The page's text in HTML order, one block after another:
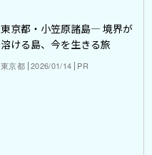
東京都・小笠原諸島― 境界が
溶ける島、今を生きる旅
東京都 2026/01/14 PR